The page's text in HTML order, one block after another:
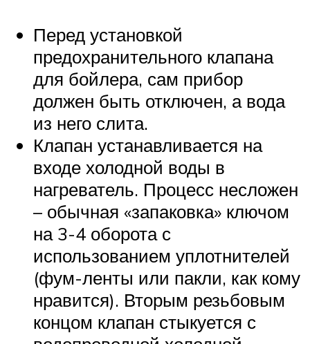
Перед установкой
предохранительного клапана
для бойлера, сам прибор
должен быть отключен, а вода
из него слита.
Клапан устанавливается на
входе холодной воды в
нагреватель. Процесс несложен
– обычная «запаковка» ключом
на 3-4 оборота с
использованием уплотнителей
(фум-ленты или пакли, как кому
нравится). Вторым резьбовым
концом клапан стыкуется с